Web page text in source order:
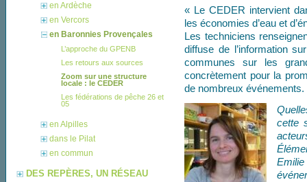
« Le CEDER intervient
les économies d’eau et
Les techniciens
diffuse de l’information
communes sur les
concrètement pour la
de nombreux événements.
cette
en Ardèche
en Vercors
en Baronnies Provençales
L’approche du GPENB
Les retours aux sources
Zoom sur une structure
locale : le CEDER
Les fédérations de pêche 26 et
05
en Alpilles
dans le Pilat
en commun
DES REPÈRES, UN RÉSEAU